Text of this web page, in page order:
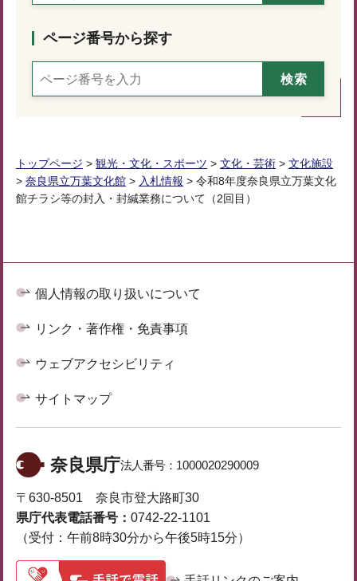
ページ番号から探す
トップページ > 観光・文化・スポーツ > 文化・芸術 > 文化施設
> 奈良県立万葉文化館 > 入札情報 > 令和8年度奈良県⽴万葉⽂化
館チラシ等の封入・封緘業務について（2回目）
個人情報の取り扱いについて
リンク・著作権・免責事項
ウェブアクセシビリティ
サイトマップ
奈良県庁法人番号： 1000020290009
〒630-8501 奈良市登大路町30
県庁代表電話番号： 0742-22-1101
（受付：午前8時30分から午後5時15分）